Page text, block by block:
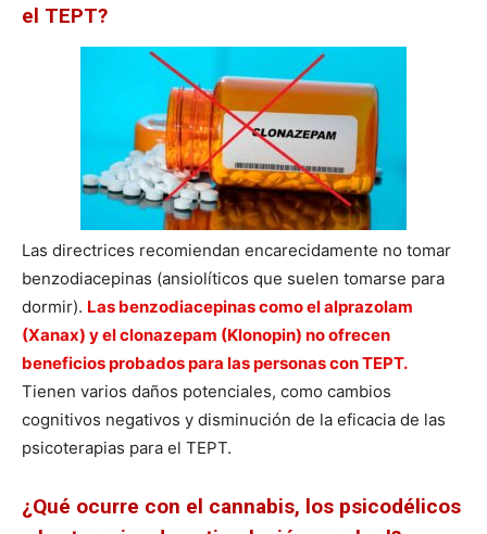
el TEPT?
Las directrices recomiendan encarecidamente no tomar
benzodiacepinas (ansiolíticos que suelen tomarse para
dormir). Las benzodiacepinas como el alprazolam
(Xanax) y el clonazepam (Klonopin) no ofrecen
beneficios probados para las personas con TEPT.
Tienen varios daños potenciales, como cambios
cognitivos negativos y disminución de la eficacia de las
psicoterapias para el TEPT.
¿Qué ocurre con el cannabis, los psicodélicos